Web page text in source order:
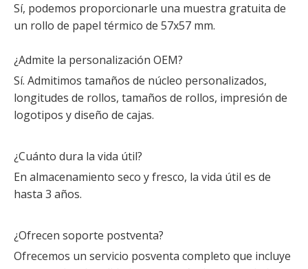
Sí, podemos proporcionarle una muestra gratuita de
un rollo de papel térmico de 57x57 mm.
¿Admite la personalización OEM?
Sí. Admitimos tamaños de núcleo personalizados,
longitudes de rollos, tamaños de rollos, impresión de
logotipos y diseño de cajas.
¿Cuánto dura la vida útil?
En almacenamiento seco y fresco, la vida útil es de
hasta 3 años.
¿Ofrecen soporte postventa?
Ofrecemos un servicio posventa completo que incluye